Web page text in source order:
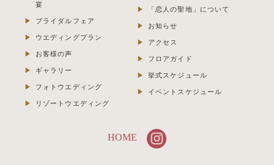
宴
ブライダルフェア
ウエディングプラン
お客様の声
ギャラリー
フォトウエディング
リゾートウエディング
「恋人の聖地」について
お知らせ
アクセス
フロアガイド
挙式スケジュール
イベントスケジュール
HOME